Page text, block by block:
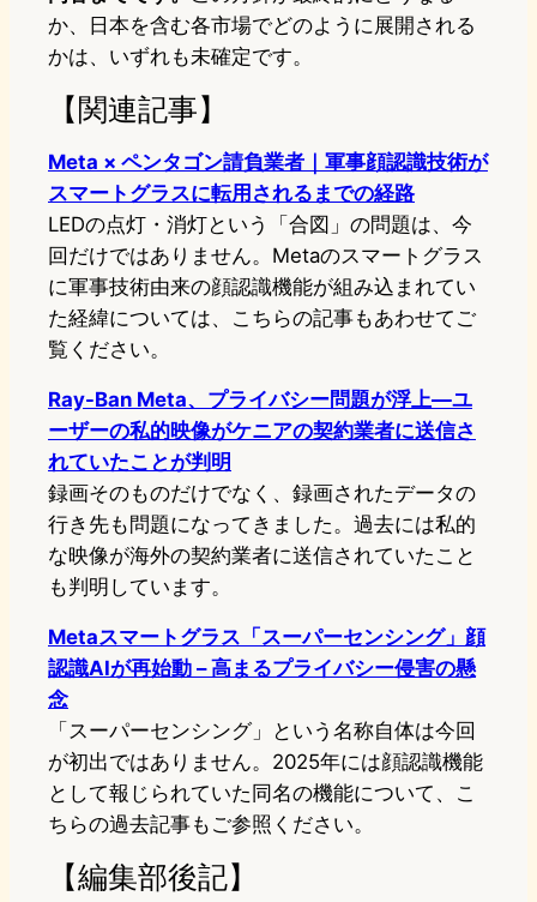
か、日本を含む各市場でどのように展開される
かは、いずれも未確定です。
【関連記事】
Meta × ペンタゴン請負業者｜軍事顔認識技術が
スマートグラスに転用されるまでの経路
LEDの点灯・消灯という「合図」の問題は、今
回だけではありません。Metaのスマートグラス
に軍事技術由来の顔認識機能が組み込まれてい
た経緯については、こちらの記事もあわせてご
覧ください。
Ray-Ban Meta、プライバシー問題が浮上—ユ
ーザーの私的映像がケニアの契約業者に送信さ
れていたことが判明
録画そのものだけでなく、録画されたデータの
行き先も問題になってきました。過去には私的
な映像が海外の契約業者に送信されていたこと
も判明しています。
Metaスマートグラス「スーパーセンシング」顔
認識AIが再始動 – 高まるプライバシー侵害の懸
念
「スーパーセンシング」という名称自体は今回
が初出ではありません。2025年には顔認識機能
として報じられていた同名の機能について、こ
ちらの過去記事もご参照ください。
【編集部後記】